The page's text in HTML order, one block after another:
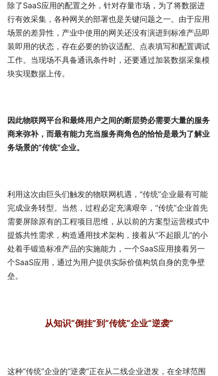
除了SaaS应用的配置之外，针对存量市场，为了将数据进
行有效采集，各种网关的部署也是关键问题之一。由于应用
场景的差异性，产业中使用的网关还没有演进到标准产品即
装即用的状态，存在必要的协议适配、点表填写和配置调试
工作。当现场不具备通讯条件时，还要通过加装数据采集模
块实现数据上传。
因此物联网平台和最终用户之间的断层势必需要大量的服务
商来弥补，而最有能力充当服务商角色的恰恰是最为了解业
务场景的“传统”企业。
利用这次由巨头们触发的物联网机遇，“传统”企业最有可能
完成业务转型。当然，过程必定充满艰辛，“传统”企业首先
需要屏除原有的工程项目思维，从以前的方案型运营模式中
提炼共性需求，构造通用技术架构，接着从“不起眼儿”的小
处着手锻造标准产品的实施能力，一个SaaS应用接着另一
个SaaS应用，通过为用户提供实际价值构筑自身的竞争壁
垒。
从知识“倒挂”到“传统”企业“逆袭”
这种“传统”企业的“逆袭”正在从二线企业迸发，在全球范围